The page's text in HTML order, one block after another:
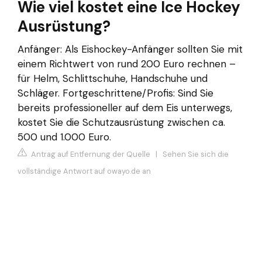
Wie viel kostet eine Ice Hockey
Ausrüstung?
Anfänger: Als Eishockey-Anfänger sollten Sie mit
einem Richtwert von rund 200 Euro rechnen –
für Helm, Schlittschuhe, Handschuhe und
Schläger. Fortgeschrittene/Profis: Sind Sie
bereits professioneller auf dem Eis unterwegs,
kostet Sie die Schutzausrüstung zwischen ca.
500 und 1.000 Euro.
Antrag auf Entfernung der Quelle | Sehen Sie sich die
vollständige Antwort auf owayo.de an